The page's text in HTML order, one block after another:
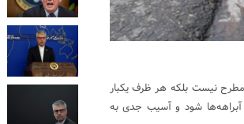
نیست بلکه هر ظرف یکبار
آبراهه‌ها شود و آسیب جدی به